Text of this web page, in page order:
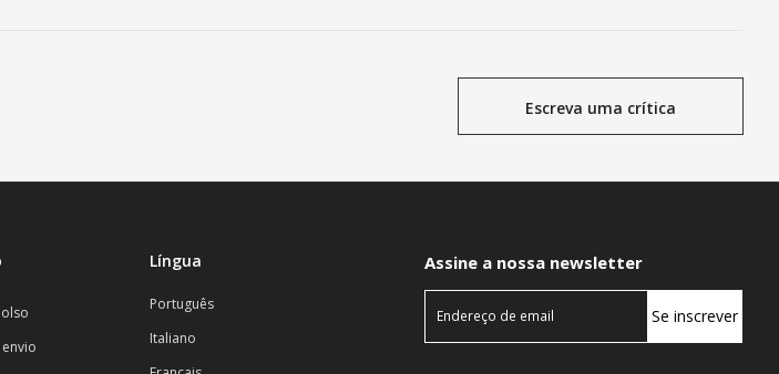
Escreva uma crítica
Língua
Português
Italiano
Assine a nossa newsletter
Se inscrever